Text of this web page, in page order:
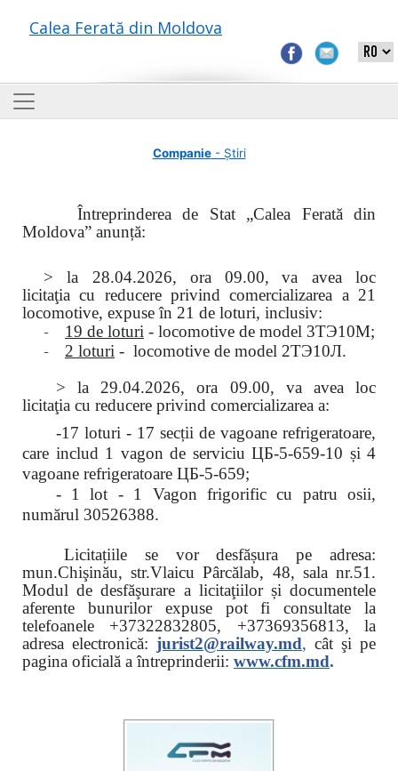
Calea Ferată din Moldova
Companie- Știri
Întreprinderea de Stat „Calea Ferată din
Moldova” anunță:
> la 28.04.2026, ora 09.00,
va avea loc
licitaţiacu reducere privind comercializarea a 21
locomotive, expuse în 21 de loturi, inclusiv:
- 19 de loturi - locomotive de model 3ТЭ10М;
- 2 loturi - locomotive de model 2ТЭ10Л.
> la 29.04.2026, ora 09.00, va avea loc
licitaţia cu reducere privind comercializarea a:
-17 loturi - 17 secții de vagoane refrigeratoare,
care includ 1 vagon de serviciu ЦБ-5-659-10 și 4
vagoane refrigeratoare ЦБ-5-659;
- 1 lot - 1 Vagon frigorific cu patru osii,
numărul 30526388.
Licitațiile se vor desfășura pe adresa:
mun.Chişinău, str.Vlaicu Pârcălab, 48, sala nr.51.
Modul de desfăşurare a licitaţiilor și documentele
aferente bunurilor expuse pot fi consultate la
telefoanele +37322832805, +37369356813, la
adresa electronică: jurist2@railway.md, cât şi pe
pagina oficială a întreprinderii: www.cfm.md.